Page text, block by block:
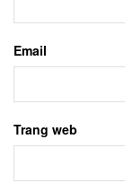
Email
Trang web